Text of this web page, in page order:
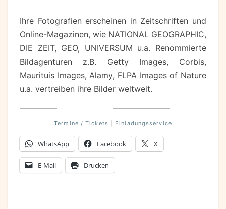
Ihre Fotografien erscheinen in Zeitschriften und
Online-Magazinen, wie NATIONAL GEOGRAPHIC,
DIE ZEIT, GEO, UNIVERSUM u.a. Renommierte
Bildagenturen z.B. Getty Images, Corbis,
Maurituis Images, Alamy, FLPA Images of Nature
u.a. vertreiben ihre Bilder weltweit.
Termine / Tickets Einladungsservice
WhatsApp Facebook X
E-Mail Drucken